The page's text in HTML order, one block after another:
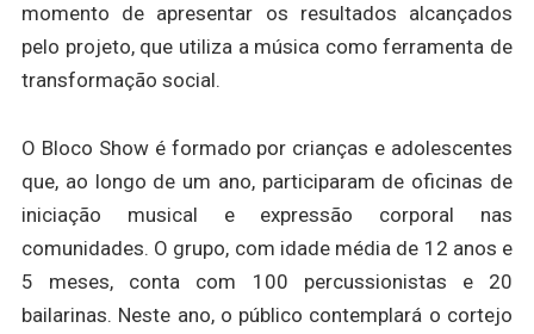
momento de apresentar os resultados alcançados
pelo projeto, que utiliza a música como ferramenta de
transformação social.
O Bloco Show é formado por crianças e adolescentes
que, ao longo de um ano, participaram de oficinas de
iniciação musical e expressão corporal nas
comunidades. O grupo, com idade média de 12 anos e
5 meses, conta com 100 percussionistas e 20
bailarinas. Neste ano, o público contemplará o cortejo